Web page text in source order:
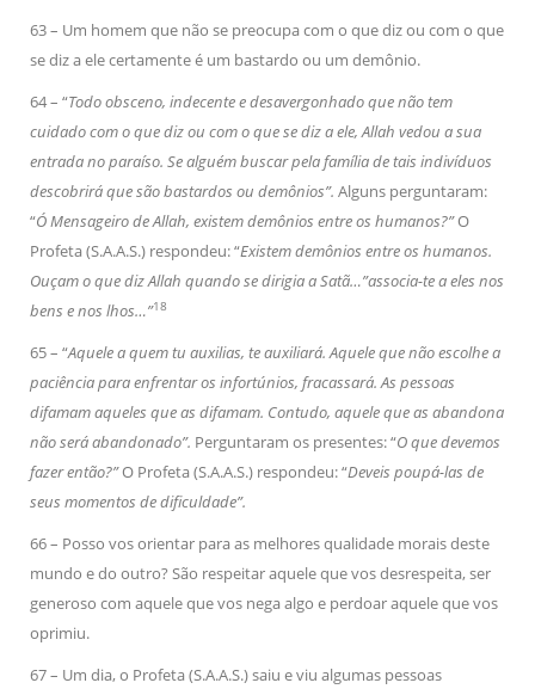
63 – Um homem que não se preocupa com o que diz ou com o que
se diz a ele certamente é um bastardo ou um demônio.
64 – “Todo obsceno, indecente e desavergonhado que não tem
cuidado com o que diz ou com o que se diz a ele, Allah vedou a sua
entrada no paraíso. Se alguém buscar pela família de tais indivíduos
descobrirá que são bastardos ou demônios”. Alguns perguntaram:
“Ó Mensageiro de Allah, existem demônios entre os humanos?”O
Profeta (S.A.A.S.) respondeu: “Existem demônios entre os humanos.
Ouçam o que diz Allah quando se dirigia a Satã…”associa-te a eles nos
bens e nos lhos…”18
65 – “Aquele a quem tu auxilias, te auxiliará. Aquele que não escolhe a
paciência para enfrentar os infortúnios, fracassará. As pessoas
difamam aqueles que as difamam. Contudo, aquele que as abandona
não será abandonado”. Perguntaram os presentes: “O que devemos
fazer então?”O Profeta (S.A.A.S.) respondeu: “Deveis poupá-las de
seus momentos de dificuldade”.
66 – Posso vos orientar para as melhores qualidade morais deste
mundo e do outro? São respeitar aquele que vos desrespeita, ser
generoso com aquele que vos nega algo e perdoar aquele que vos
oprimiu.
67 – Um dia, o Profeta (S.A.A.S.) saiu e viu algumas pessoas